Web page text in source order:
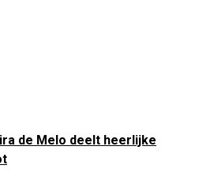
de Melo deelt heerlijke